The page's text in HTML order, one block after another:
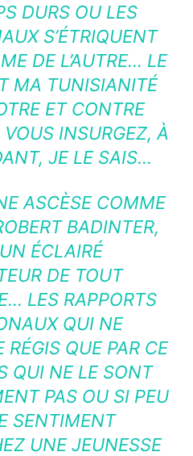
DURS OU LES
S’ÉTRIQUENT
DE L’AUTRE… LE
MA TUNISIANITÉ
ET CONTRE
INSURGEZ, À
JE LE SAIS…
ASCÈSE COMME
BADINTER,
ÉCLAIRÉ
DE TOUT
LES RAPPORTS
QUI NE
RÉGIS QUE PAR CE
QUI NE LE SONT
PAS OU SI PEU
SENTIMENT
UNE JEUNESSE